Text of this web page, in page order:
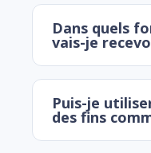
Dans quels
vais-je
Puis-je
des fins